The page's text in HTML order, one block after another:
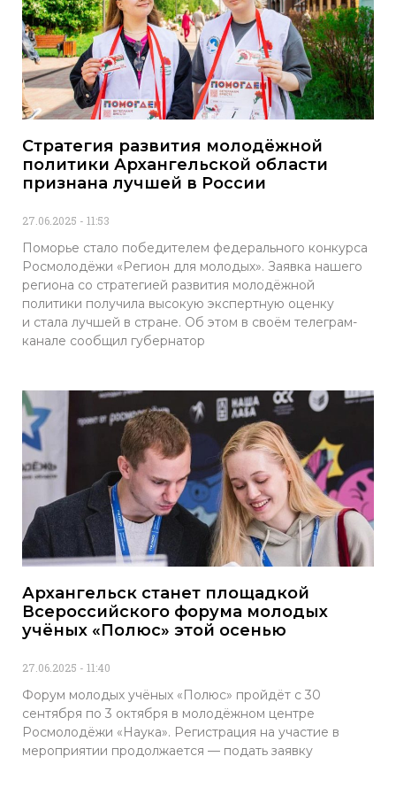
Стратегия развития молодёжной
политики Архангельской области
признана лучшей в России
27.06.2025 11:53
Поморье стало победителем федерального конкурса
Росмолодёжи «Регион для молодых». Заявка нашего
региона со стратегией развития молодёжной
политики получила высокую экспертную оценку
и стала лучшей в стране. Об этом в своём телеграм-
канале сообщил губернатор
Архангельск станет площадкой
Всероссийского форума молодых
учёных «Полюс» этой осенью
27.06.2025 11:40
Форум молодых учёных «Полюс» пройдёт с 30
сентября по 3 октября в молодёжном центре
Росмолодёжи «Наука». Регистрация на участие в
мероприятии продолжается — подать заявку